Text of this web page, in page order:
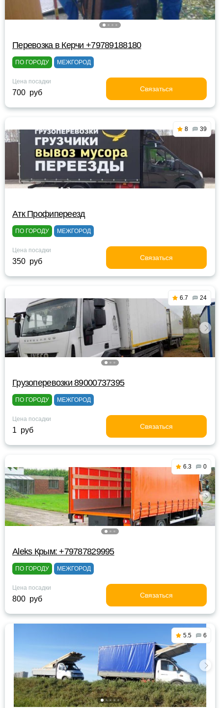
Перевозка в Керчи +79789188180
ПО ГОРОДУ МЕЖГОРОД
Цена посадки
700 руб Связаться
8 39
Атк Профипереезд
ПО ГОРОДУ МЕЖГОРОД
Цена посадки
350 руб Связаться
6.7 24
Грузоперевозки 89000737395
ПО ГОРОДУ МЕЖГОРОД
Цена посадки
1 руб Связаться
6.3 0
Aleks Крым: +79787829995
ПО ГОРОДУ МЕЖГОРОД
Цена посадки
800 руб Связаться
5.5 6